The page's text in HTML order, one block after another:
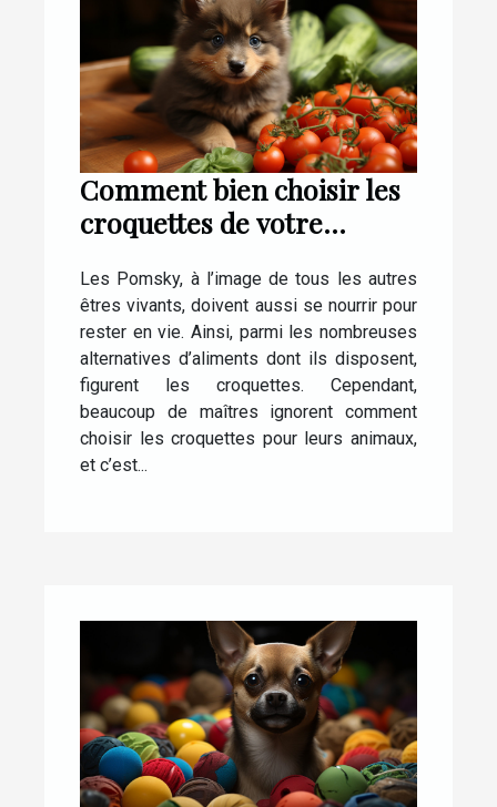
Comment bien choisir les
croquettes de votre
Les Pomsky, à l’image de tous les autres
êtres vivants, doivent aussi se nourrir pour
rester en vie. Ainsi, parmi les nombreuses
alternatives d’aliments dont ils disposent,
figurent les croquettes. Cependant,
beaucoup de maîtres ignorent comment
choisir les croquettes pour leurs animaux,
et c’est...